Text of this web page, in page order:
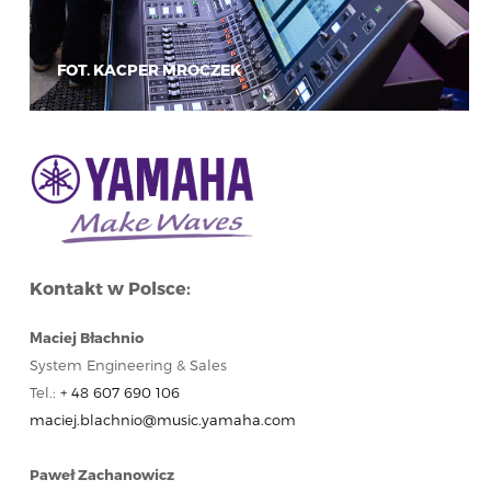
FOT. KACPER MROCZEK
Kontakt w Polsce:
Maciej Błachnio
System Engineering & Sales
Tel.: + 48 607 690 106
maciej.blachnio@music.yamaha.com
Paweł Zachanowicz